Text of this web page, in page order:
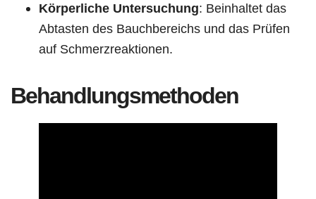
Körperliche Untersuchung: Beinhaltet das
Abtasten des Bauchbereichs und das Prüfen
auf Schmerzreaktionen.
Behandlungsmethoden